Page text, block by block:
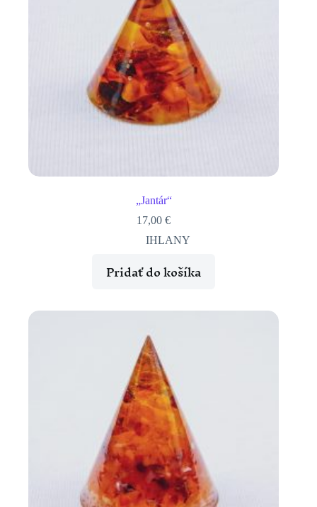
„Jantár“
17,00€
IHLANY
Pridať do košíka